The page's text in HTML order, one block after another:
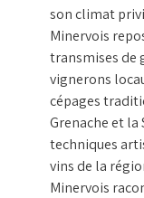
son climat
Minervois
transmises de
vignerons
cépages
Grenache et
techniques
vins de la
Minervois